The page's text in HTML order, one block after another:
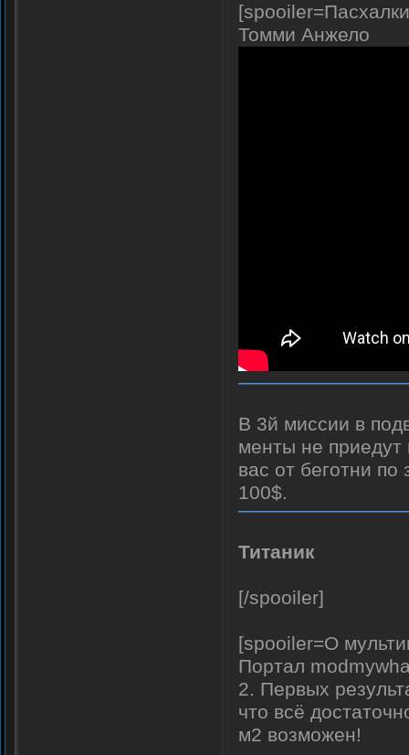
Томми Анжело
В 3й миссии в
менты не приедут
вас от беготни
100$.
Титаник
[/spooiler]
[spooiler=О
Портал
2. Первых
что всё
м2 возможен!